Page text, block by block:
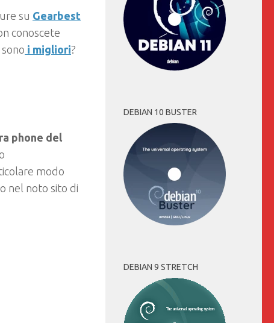
su Gearbest
conoscete
i migliori?
phone del
modo
nel noto sito di
DEBIAN 10 BUSTER
DEBIAN 9 STRETCH